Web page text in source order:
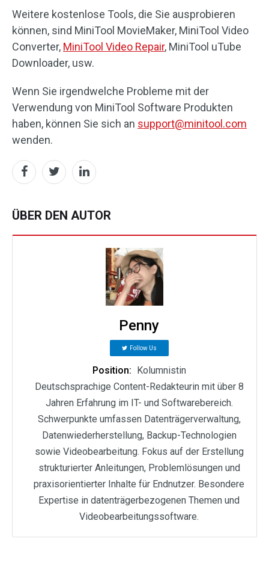
Weitere kostenlose Tools, die Sie ausprobieren
können, sind MiniTool MovieMaker, MiniTool Video
Converter, MiniTool Video Repair, MiniTool uTube
Downloader, usw.
Wenn Sie irgendwelche Probleme mit der
Verwendung von MiniTool Software Produkten
haben, können Sie sich an support@minitool.com
wenden.
ÜBER DEN AUTOR
Penny
Follow Us
Position: Kolumnistin
Deutschsprachige Content-Redakteurin mit über 8
Jahren Erfahrung im IT- und Softwarebereich.
Schwerpunkte umfassen Datenträgerverwaltung,
Datenwiederherstellung, Backup-Technologien
sowie Videobearbeitung. Fokus auf der Erstellung
strukturierter Anleitungen, Problemlösungen und
praxisorientierter Inhalte für Endnutzer. Besondere
Expertise in datenträgerbezogenen Themen und
Videobearbeitungssoftware.